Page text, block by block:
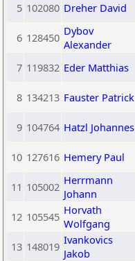
5 102080 Dreher David
6 128450 Dybov
Alexander
7 119832 Eder Matthias
8 134213 Fauster Patrick
9 104764 Hatzl Johannes
10 127616 Hemery Paul
11 105002 Herrmann
Johann
12 105545 Horvath
Wolfgang
13 148019 Ivankovics
Jakob